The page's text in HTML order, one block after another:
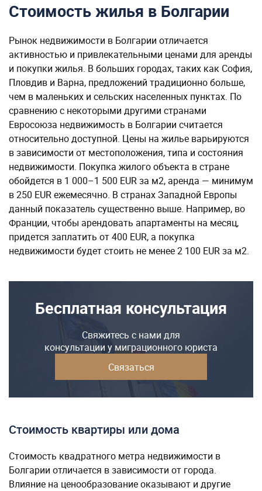
Стоимость жилья в Болгарии
Рынок недвижимости в Болгарии отличается
активностью и привлекательными ценами для аренды
и покупки жилья. В больших городах, таких как София,
Пловдив и Варна, предложений традиционно больше,
чем в маленьких и сельских населенных пунктах. По
сравнению с некоторыми другими странами
Евросоюза недвижимость в Болгарии считается
относительно доступной. Цены на жилье варьируются
в зависимости от местоположения, типа и состояния
недвижимости. Покупка жилого объекта в стране
обойдется в 1 000–1 500 EUR за м2, аренда — минимум
в 250 EUR ежемесячно. В странах Западной Европы
данный показатель существенно выше. Например, во
Франции, чтобы арендовать апартаменты на месяц,
придется заплатить от 400 EUR, а покупка
недвижимости будет стоить не менее 2 100 EUR за м2.
Бесплатная консультация
Свяжитесь с нами для
консультации у миграционного юриста
Связаться
Стоимость квартиры или дома
Стоимость квадратного метра недвижимости в
Болгарии отличается в зависимости от города.
Влияние на ценообразование оказывают и другие